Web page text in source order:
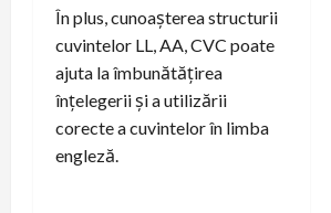
În plus, cunoașterea structurii
cuvintelor LL, AA, CVC poate
ajuta la îmbunătățirea
înțelegerii și a utilizării
corecte a cuvintelor în limba
engleză.